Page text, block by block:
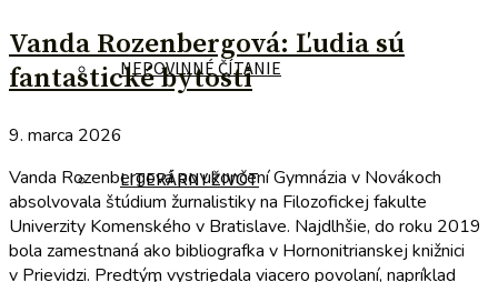
NEPOVINNÉ ČÍTANIE
LITERÁRNY ŽIVOT
Vanda Rozenbergová: Ľudia sú
fantastické bytosti
9. marca 2026
Vanda Rozenbergová po ukončení Gymnázia v Novákoch
absolvovala štúdium žurnalistiky na Filozofickej fakulte
Univerzity Komenského v Bratislave. Najdlhšie, do roku 2019
bola zamestnaná ako bibliografka v Hornonitrianskej knižnici
v Prievidzi. Predtým vystriedala viacero povolaní, napríklad